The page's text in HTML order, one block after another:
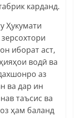
карданд.
Ҳукумати
иборат аст,
водӣ ва
аз
ва дар ин
таъсис ва
ҳам баланд